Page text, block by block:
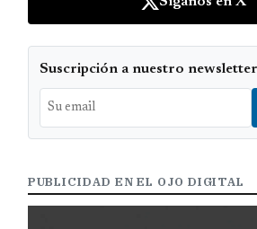
Suscripción a nuestro newsletter
PUBLICIDAD EN EL OJO DIGITAL